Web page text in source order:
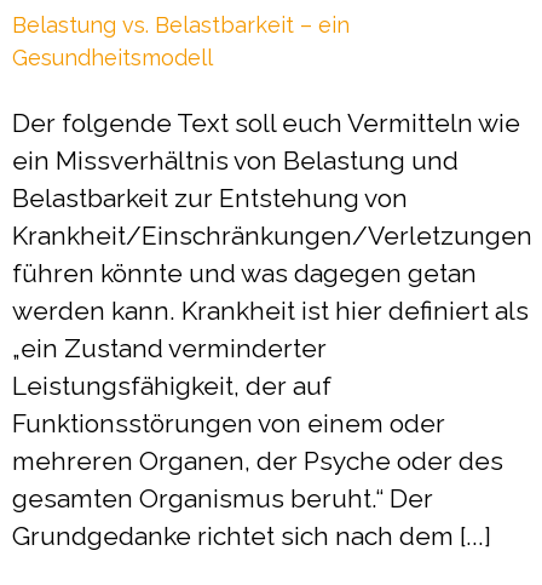
Belastung vs. Belastbarkeit – ein
Gesundheitsmodell
Der folgende Text soll euch Vermitteln wie
ein Missverhältnis von Belastung und
Belastbarkeit zur Entstehung von
Krankheit/Einschränkungen/Verletzungen
führen könnte und was dagegen getan
werden kann. Krankheit ist hier definiert als
„ein Zustand verminderter
Leistungsfähigkeit, der auf
Funktionsstörungen von einem oder
mehreren Organen, der Psyche oder des
gesamten Organismus beruht.“ Der
Grundgedanke richtet sich nach dem [...]